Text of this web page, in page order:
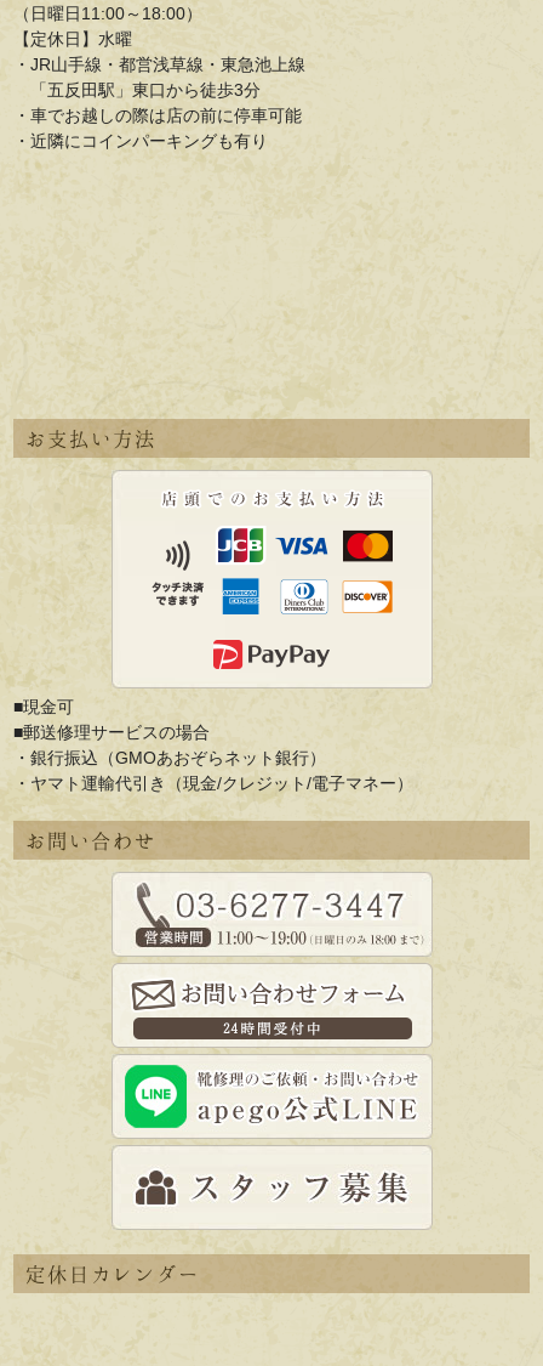
（日曜日11:00～18:00）
【定休日】水曜
・JR山手線・都営浅草線・東急池上線
「五反田駅」東口から徒歩3分
・車でお越しの際は店の前に停車可能
・近隣にコインパーキングも有り
お支払い方法
■現金可
■郵送修理サービスの場合
・銀行振込（GMOあおぞらネット銀行）
・ヤマト運輸代引き（現金/クレジット/電子マネー）
お問い合わせ
定休日カレンダー